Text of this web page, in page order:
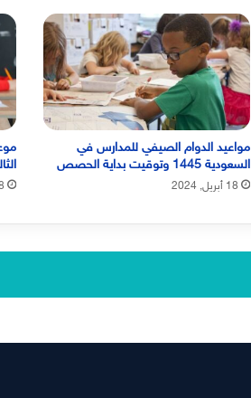
مواعيد الدوام الصيفي للمدارس في
السعودية 1445 وتوقيت بداية الحصص
18 أبريل, 2024
الثالث 1445
8